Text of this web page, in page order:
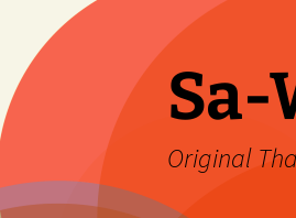
Inhalt
springen
Sa-
Original